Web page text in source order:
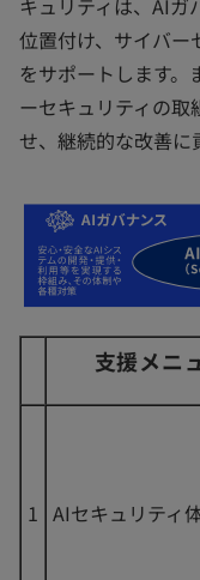
位置付け、サイバー
をサポートします
ーセキュリティの取
せ、継続的な改善に
支援メニ
1 AIセキュリティ